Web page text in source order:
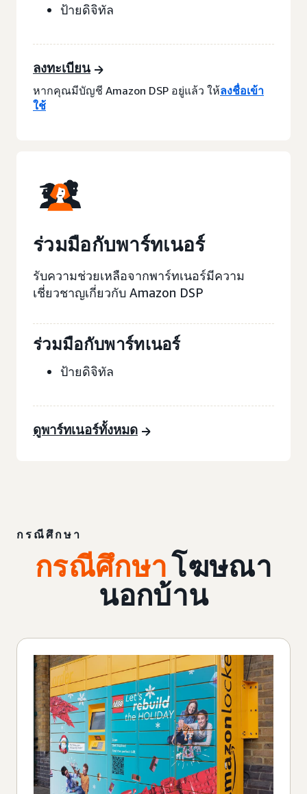
ป้ายดิจิทัล
ลงทะเบียน
หากคุณมีบัญชี Amazon DSP อยู่แล้ว ให้ลงชื่อเข้า
ใช้
ร่วมมือกับพาร์ทเนอร์
รับความช่วยเหลือจากพาร์ทเนอร์มีความ
เชี่ยวชาญเกี่ยวกับ Amazon DSP
ร่วมมือกับพาร์ทเนอร์
ป้ายดิจิทัล
ดูพาร์ทเนอร์ทั้งหมด
กรณีศึกษา
กรณีศึกษาโฆษณา
นอกบ้าน